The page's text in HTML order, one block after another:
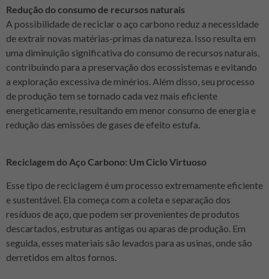
Redução do consumo de recursos naturais
A possibilidade de reciclar o aço carbono reduz a necessidade
de extrair novas matérias-primas da natureza. Isso resulta em
uma diminuição significativa do consumo de recursos naturais,
contribuindo para a preservação dos ecossistemas e evitando
a exploração excessiva de minérios. Além disso, seu processo
de produção tem se tornado cada vez mais eficiente
energeticamente, resultando em menor consumo de energia e
redução das emissões de gases de efeito estufa.
Reciclagem do Aço Carbono: Um Ciclo Virtuoso
Esse tipo de reciclagem é um processo extremamente eficiente
e sustentável. Ela começa com a coleta e separação dos
resíduos de aço, que podem ser provenientes de produtos
descartados, estruturas antigas ou aparas de produção. Em
seguida, esses materiais são levados para as usinas, onde são
derretidos em altos fornos.